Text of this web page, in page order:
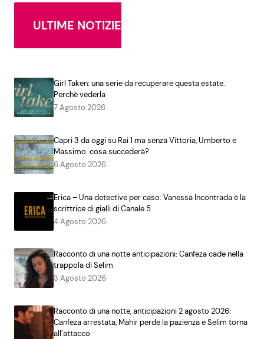
ULTIME NOTIZIE
Girl Taken: una serie da recuperare questa estate.
Perchè vederla
7 Agosto 2026
Capri 3 da oggi su Rai 1 ma senza Vittoria, Umberto e
Massimo: cosa succederà?
6 Agosto 2026
Erica – Una detective per caso: Vanessa Incontrada è la
scrittrice di gialli di Canale 5
4 Agosto 2026
Racconto di una notte anticipazioni: Canfeza cade nella
trappola di Selim
3 Agosto 2026
Racconto di una notte, anticipazioni 2 agosto 2026:
Canfeza arrestata, Mahir perde la pazienza e Selim torna
all’attacco